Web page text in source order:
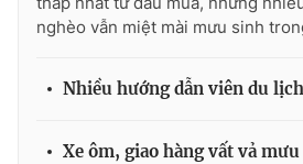
nghèo vẫn miệt mài mưu sinh
Nhiều hướng dẫn viên du
Xe ôm, giao hàng vất vả